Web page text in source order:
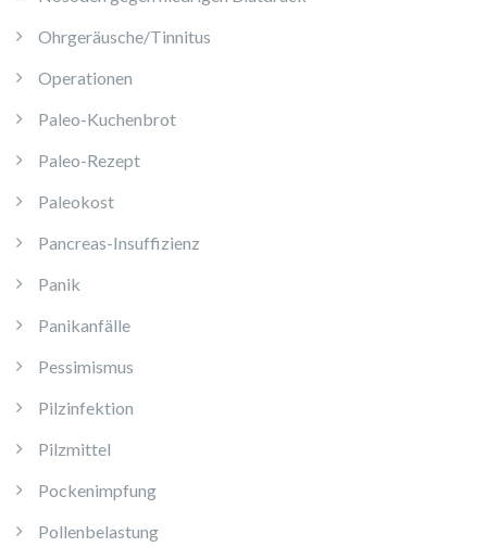
Ohrgeräusche/Tinnitus
Operationen
Paleo-Kuchenbrot
Paleo-Rezept
Paleokost
Pancreas-Insuffizienz
Panik
Panikanfälle
Pessimismus
Pilzinfektion
Pilzmittel
Pockenimpfung
Pollenbelastung